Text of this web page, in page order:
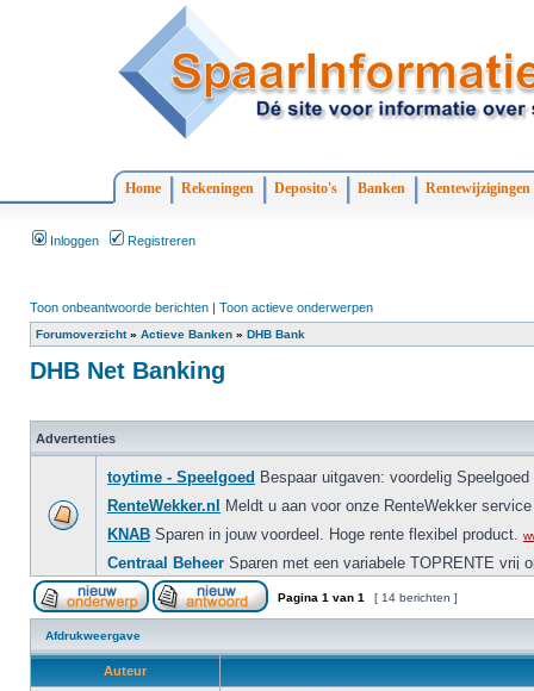
Home Rekeningen Deposito's Banken Rentewijzigingen
Inloggen Registreren
Toon onbeantwoorde berichten | Toon actieve onderwerpen
Forumoverzicht» Actieve Banken » DHB Bank
DHB Net Banking
Advertenties
Pagina 1 van 1 [ 14 berichten ]
Afdrukweergave
Auteur